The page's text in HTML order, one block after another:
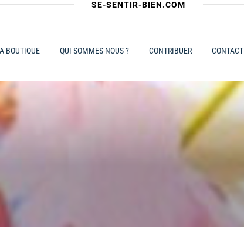
SE-SENTIR-BIEN.COM
BOUTIQUE QUI SOMMES-NOUS ? CONTRIBUER CONTACT